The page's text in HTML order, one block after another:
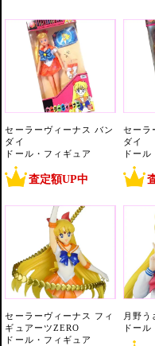
セーラーヴィーナス バン
ダイ
ドール・フィギュア
査定額UP中
セーラ
ダイ
ドー
セーラーヴィーナス フィ
ギュアーツZERO
ドール・フィギュア
月野う
ドー